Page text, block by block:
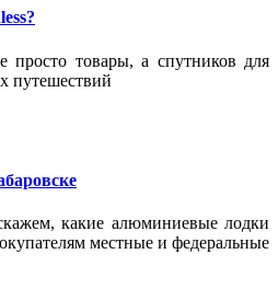
просто товары, а спутников для
путешествий
какие алюминиевые лодки
местные и федеральные